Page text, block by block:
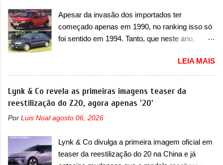
poderá causar a perda de força motriz,
requerendo a atualização do software do
modulo de...
Strada soube ser mutável com avanços
importantes que a concorrência nunca
conseguiu acompanhar e agora ela abre uma
T200, que estreou nos irmãos Pulse e
Fastback. "A Fiat Strada é mais do que uma
picape, é uma verdadeira revolução no
mercado automotivo. Há alguns anos era
improvável pensar que uma picape chagaria ao
Strada fez. Mais do que isso: ela é a prova viva
que time que está ganhando se mexe sim. Ao
longo da sua história, ela...
Apesar da invasão dos importados ter
começado apenas em 1990, no ranking isso só
foi sentido em 1994. Tanto, que neste ano,
começar pelo Chevrolet Corsa, o mais
destacado deles no ranking que perdurou no
nosso mercado até início de 2012 e com
certeza foi um grandioso lançamento da
Chevrolet que assustou a concorrência. Nesse
ano também era lançada a nova geração do
ganhava uma nova geração feita do zero,
apelidada de "Bolinha" por suas formas
LEIA MAIS
Lynk & Co revela as primeiras imagens teaser da
reestilização do Z20, agora apenas '20'
Por Luis Noal agosto 06, 2026
Lynk & Co divulga a primeira imagem oficial em
teaser da reestilização do 20 na China e já